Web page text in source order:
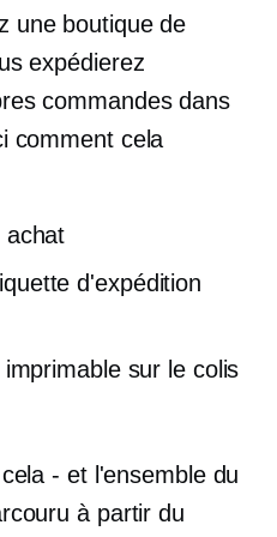
une boutique de
expédierez
commandes dans
comment cela
achat
d'expédition
sur le colis
- et l'ensemble du
à partir du